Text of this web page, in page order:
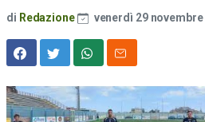
di Redazione venerdì 29 novembre